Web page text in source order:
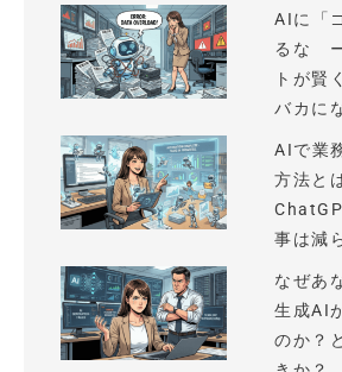
AIに「
るな
トが賢
バカに
AIで業
方法と
事は減
なぜあ
生成AI
のか？